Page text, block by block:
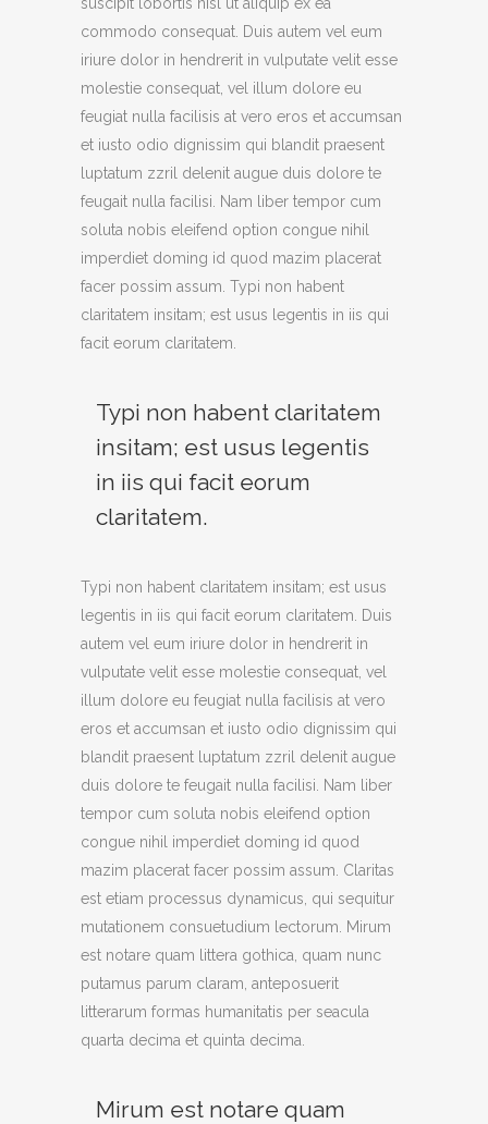
commodo consequat. Duis autem vel eum
iriure dolor in hendrerit in vulputate velit esse
molestie consequat, vel illum dolore eu
feugiat nulla facilisis at vero eros et accumsan
et iusto odio dignissim qui blandit praesent
luptatum zzril delenit augue duis dolore te
feugait nulla facilisi. Nam liber tempor cum
soluta nobis eleifend option congue nihil
imperdiet doming id quod mazim placerat
facer possim assum. Typi non habent
claritatem insitam; est usus legentis in iis qui
facit eorum claritatem.
Typi non habent claritatem
insitam; est usus legentis
in iis qui facit eorum
claritatem.
Typi non habent claritatem insitam; est usus
legentis in iis qui facit eorum claritatem. Duis
autem vel eum iriure dolor in hendrerit in
vulputate velit esse molestie consequat, vel
illum dolore eu feugiat nulla facilisis at vero
eros et accumsan et iusto odio dignissim qui
blandit praesent luptatum zzril delenit augue
duis dolore te feugait nulla facilisi. Nam liber
tempor cum soluta nobis eleifend option
congue nihil imperdiet doming id quod
mazim placerat facer possim assum. Claritas
est etiam processus dynamicus, qui sequitur
mutationem consuetudium lectorum. Mirum
est notare quam littera gothica, quam nunc
putamus parum claram, anteposuerit
litterarum formas humanitatis per seacula
quarta decima et quinta decima.
Mirum est notare quam